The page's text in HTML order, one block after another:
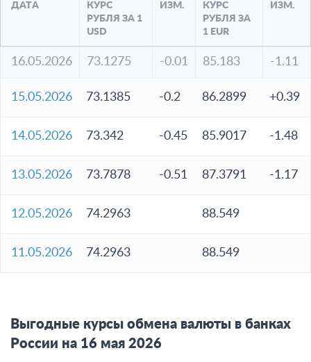
ДАТА
КУРС
РУБЛЯ ЗА 1
USD
ИЗМ.
КУРС
РУБЛЯ ЗА
1 EUR
ИЗМ.
16.05.2026 73.1275 -0.01 85.183 -1.11
15.05.2026 73.1385 -0.2 86.2899 +0.39
14.05.2026 73.342 -0.45 85.9017 -1.48
13.05.2026 73.7878 -0.51 87.3791 -1.17
12.05.2026 74.2963 88.549
11.05.2026 74.2963 88.549
Выгодные курсы обмена валюты в банках
России на 16 мая 2026